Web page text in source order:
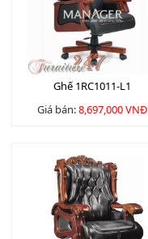
Ghế 1RC1011-L1
Giá bán:8,697,000 VNĐ